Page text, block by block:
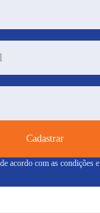
Cadastrar
acordo com as condições e